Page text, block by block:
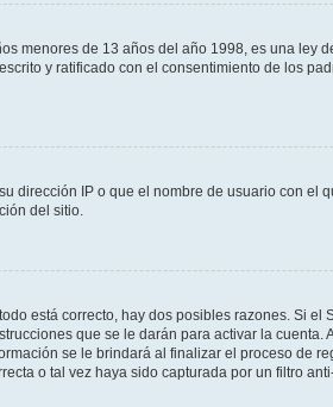
menores de 13 años del año 1998, es una
y ratificado con el consentimiento de los
dirección IP o que el nombre de usuario con
del sitio.
está correcto, hay dos posibles razones. Si
que se le darán para activar la
se le brindará al finalizar el proceso de
o tal vez haya sido capturada por un filtro